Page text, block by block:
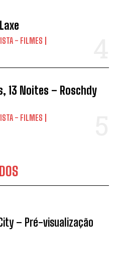
- FILMES
13 Noites – Roschdy
- FILMES
– Pré-visualização